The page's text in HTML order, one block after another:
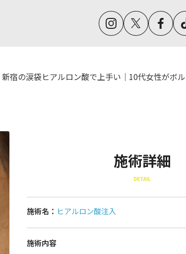
せ
ーポリシー
新宿の涙袋ヒアルロン酸で上手い｜10代女性がボ
施術詳細
DETAIL
施術名： ヒアルロン酸注入
施術内容